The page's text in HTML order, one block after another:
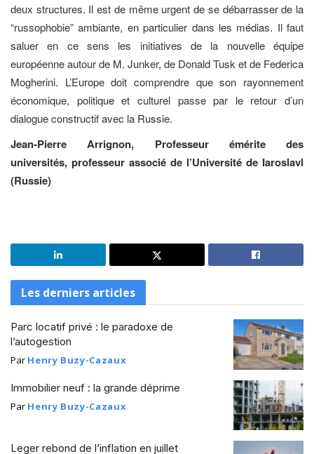
deux structures. Il est de même urgent de se débarrasser de la
“russophobie” ambiante, en particulier dans les médias. Il faut
saluer en ce sens les initiatives de la nouvelle équipe
européenne autour de M. Junker, de Donald Tusk et de Federica
Mogherini. L’Europe doit comprendre que son rayonnement
économique, politique et culturel passe par le retour d’un
dialogue constructif avec la Russie.
Jean-Pierre Arrignon, Professeur émérite des
universités, professeur associé de l’Université de Iaroslavl
(Russie)
Les derniers articles
Parc locatif privé : le paradoxe de
l’autogestion
Par Henry Buzy-Cazaux
Immobilier neuf : la grande déprime
Par Henry Buzy-Cazaux
Leger rebond de l’inflation en juillet